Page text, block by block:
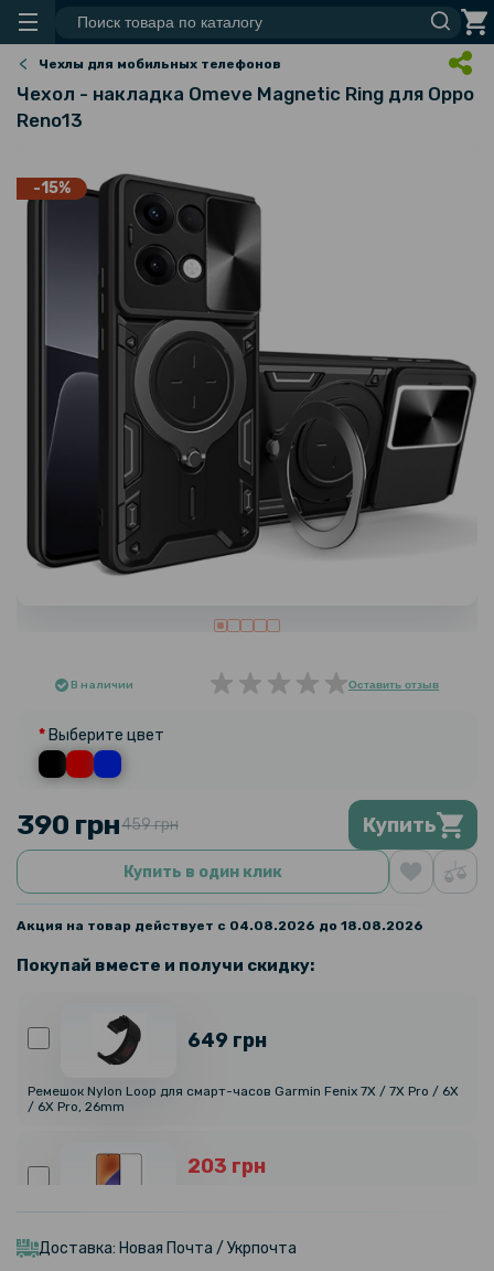
Чехлы для мобильных телефонов
Чехол - накладка Omeve Magnetic Ring для Oppo
Reno13
-15%
В наличии Оставить отзыв
Выберите цвет
390 грн459 грн Купить
Купить в один клик
Акция на товар действует с 04.08.2026 до 18.08.2026
Покупай вместе и получи скидку:
649 грн
Ремешок Nylon Loop для смарт-часов Garmin Fenix 7X / 7X Pro / 6X
/ 6X Pro, 26mm
203 грн
рамкой для автоустановки, Black
Доставка: Новая Почта / Укрпочта